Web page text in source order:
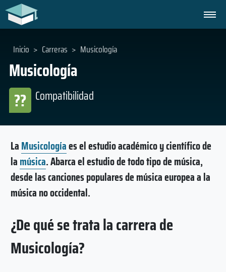
Musicología
Compatibilidad
??
Inicio > Carreras > Musicología
LaMusicologíaes el estudio académico y científico de
lamúsica. Abarca el estudio de todo tipo de música,
desde las canciones populares de música europea a la
música no occidental.
¿De qué se trata la carrera de
Musicología?